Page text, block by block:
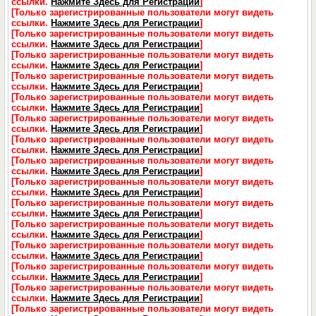
[Только зарегистрированные пользователи могут видеть
ссылки. Нажмите Здесь для Регистрации]
[Только зарегистрированные пользователи могут видеть
ссылки. Нажмите Здесь для Регистрации]
[Только зарегистрированные пользователи могут видеть
ссылки. Нажмите Здесь для Регистрации]
[Только зарегистрированные пользователи могут видеть
ссылки. Нажмите Здесь для Регистрации]
[Только зарегистрированные пользователи могут видеть
ссылки. Нажмите Здесь для Регистрации]
[Только зарегистрированные пользователи могут видеть
ссылки. Нажмите Здесь для Регистрации]
[Только зарегистрированные пользователи могут видеть
ссылки. Нажмите Здесь для Регистрации]
[Только зарегистрированные пользователи могут видеть
ссылки. Нажмите Здесь для Регистрации]
[Только зарегистрированные пользователи могут видеть
ссылки. Нажмите Здесь для Регистрации]
[Только зарегистрированные пользователи могут видеть
ссылки. Нажмите Здесь для Регистрации]
[Только зарегистрированные пользователи могут видеть
ссылки. Нажмите Здесь для Регистрации]
[Только зарегистрированные пользователи могут видеть
ссылки. Нажмите Здесь для Регистрации]
[Только зарегистрированные пользователи могут видеть
ссылки. Нажмите Здесь для Регистрации]
[Только зарегистрированные пользователи могут видеть
ссылки. Нажмите Здесь для Регистрации]
[Только зарегистрированные пользователи могут видеть